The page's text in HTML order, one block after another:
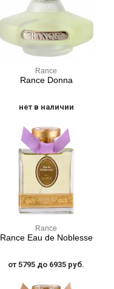
Rance
Rance Donna
нет в наличии
Rance
Rance Eau de Noblesse
от 5795 до 6935 руб.